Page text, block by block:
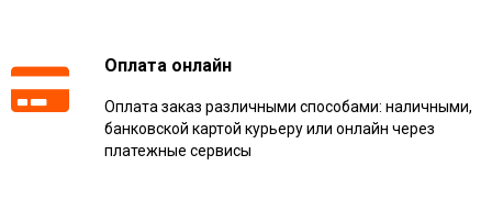
Оплата онлайн
Оплата заказ различными способами: наличными,
банковской картой курьеру или онлайн через
платежные сервисы